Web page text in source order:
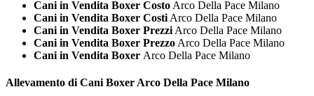
Cani in Vendita Boxer Costo Arco Della Pace Milano
Cani in Vendita Boxer Costi Arco Della Pace Milano
Cani in Vendita Boxer Prezzi Arco Della Pace Milano
Cani in Vendita Boxer Prezzo Arco Della Pace Milano
Cani in Vendita Boxer Arco Della Pace Milano
Allevamento di Cani Boxer Arco Della Pace Milano